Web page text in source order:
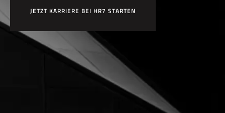
JETZT KARRIERE BEI HR7 STARTEN